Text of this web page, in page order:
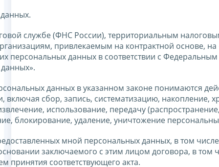
службе (ФНС России), территориальным
привлекаемым на контрактной основе, на
персональных данных в соответствии с
данных в указанном законе понимаются
сбор, запись, систематизацию, накопление,
использование, передачу
блокирование, удаление, уничтожение
мной персональных данных, в том
заключаемого с этим лицом договора, в том
принятия соответствующего акта.